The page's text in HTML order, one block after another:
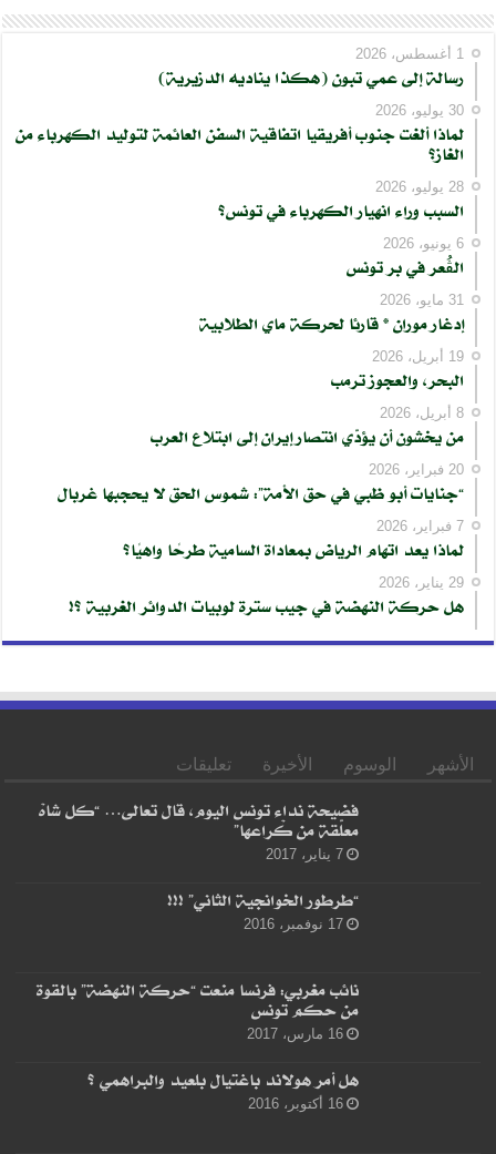
1 أغسطس، 2026
رسالة إلى عمي تبون (هكذا يناديه الدزيرية)
30 يوليو، 2026
لماذا ألغت جنوب أفريقيا اتفاقية السفن العائمة لتوليد الكهرباء من
الغاز؟
28 يوليو، 2026
السبب وراء انهيار الكهرباء في تونس؟
6 يونيو، 2026
الڨُعر في بر تونس
31 مايو، 2026
إدغار موران * قارئا لحركة ماي الطلابية
19 أبريل، 2026
البحر، والعجوز ترمب
8 أبريل، 2026
من يخشون أن يؤدّي انتصار إيران إلى ابتلاع العرب
20 فبراير، 2026
“جنايات أبو ظبي في حق الأمة”: شموس الحق لا يحجبها غربال
7 فبراير، 2026
لماذا يعد اتهام الرياض بمعاداة السامية طرحًا واهيًا؟
29 يناير، 2026
هل حركة النهضة في جيب سترة لوبيات الدوائر الغربية ؟!
الأشهر الوسوم الأخيرة تعليقات
فضيحة نداء تونس اليوم، قال تعالى… “كل شاهْ
معلّقة من كْراعها”
7 يناير، 2017
“طرطور الخوانجية الثاني” !!!
17 نوفمبر، 2016
نائب مغربي: فرنسا منعت “حركة النهضة” بالقوة
من حكم تونس
16 مارس، 2017
هل أمر هولاند باغتيال بلعيد والبراهمي ؟
16 أكتوبر، 2016